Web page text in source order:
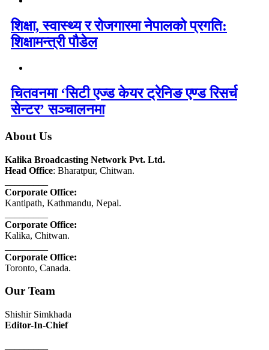
शिक्षा, स्वास्थ्य र रोजगारमा नेपालको प्रगति:
शिक्षामन्त्री पौडेल
चितवनमा ‘सिटी एज्ड केयर ट्रेनिङ एण्ड रिसर्च
सेन्टर’ सञ्चालनमा
About Us
Kalika Broadcasting Network Pvt. Ltd.
Head Office: Bharatpur, Chitwan.
Corporate Office:
Kantipath, Kathmandu, Nepal.
Corporate Office:
Kalika, Chitwan.
Corporate Office:
Toronto, Canada.
Our Team
Shishir Simkhada
Editor-In-Chief